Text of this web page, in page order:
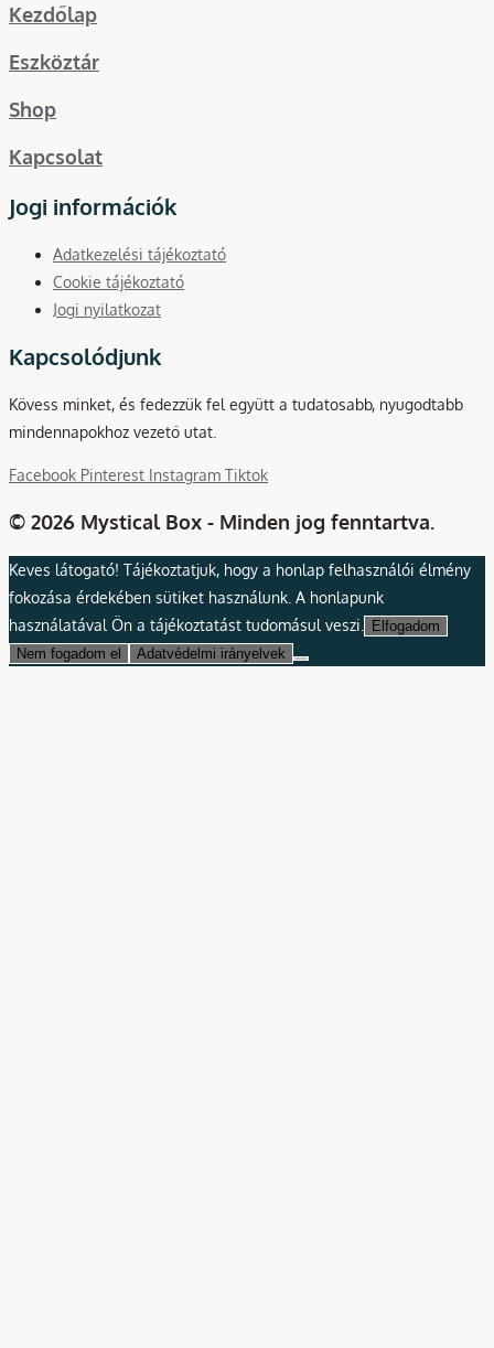
Kezdőlap
Eszköztár
Shop
Kapcsolat
Jogi információk
Adatkezelési tájékoztató
Cookie tájékoztató
Jogi nyilatkozat
Kapcsolódjunk
Kövess minket, és fedezzük fel együtt a tudatosabb, nyugodtabb
mindennapokhoz vezető utat.
Facebook Pinterest Instagram Tiktok
© 2026 Mystical Box - Minden jog fenntartva.
Keves látogató! Tájékoztatjuk, hogy a honlap felhasználói élmény
fokozása érdekében sütiket használunk. A honlapunk
használatával Ön a tájékoztatást tudomásul veszi.
Elfogadom
Nem fogadom el
Adatvédelmi irányelvek